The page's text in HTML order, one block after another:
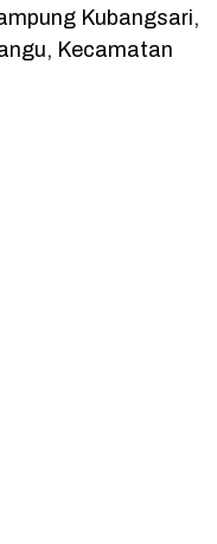
Kubangsari,
Kecamatan